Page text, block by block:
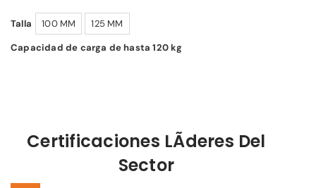
Talla 100 MM
125 MM
Capacidad de carga de hasta 120 kg
Certificaciones LÃ­deres Del
Sector